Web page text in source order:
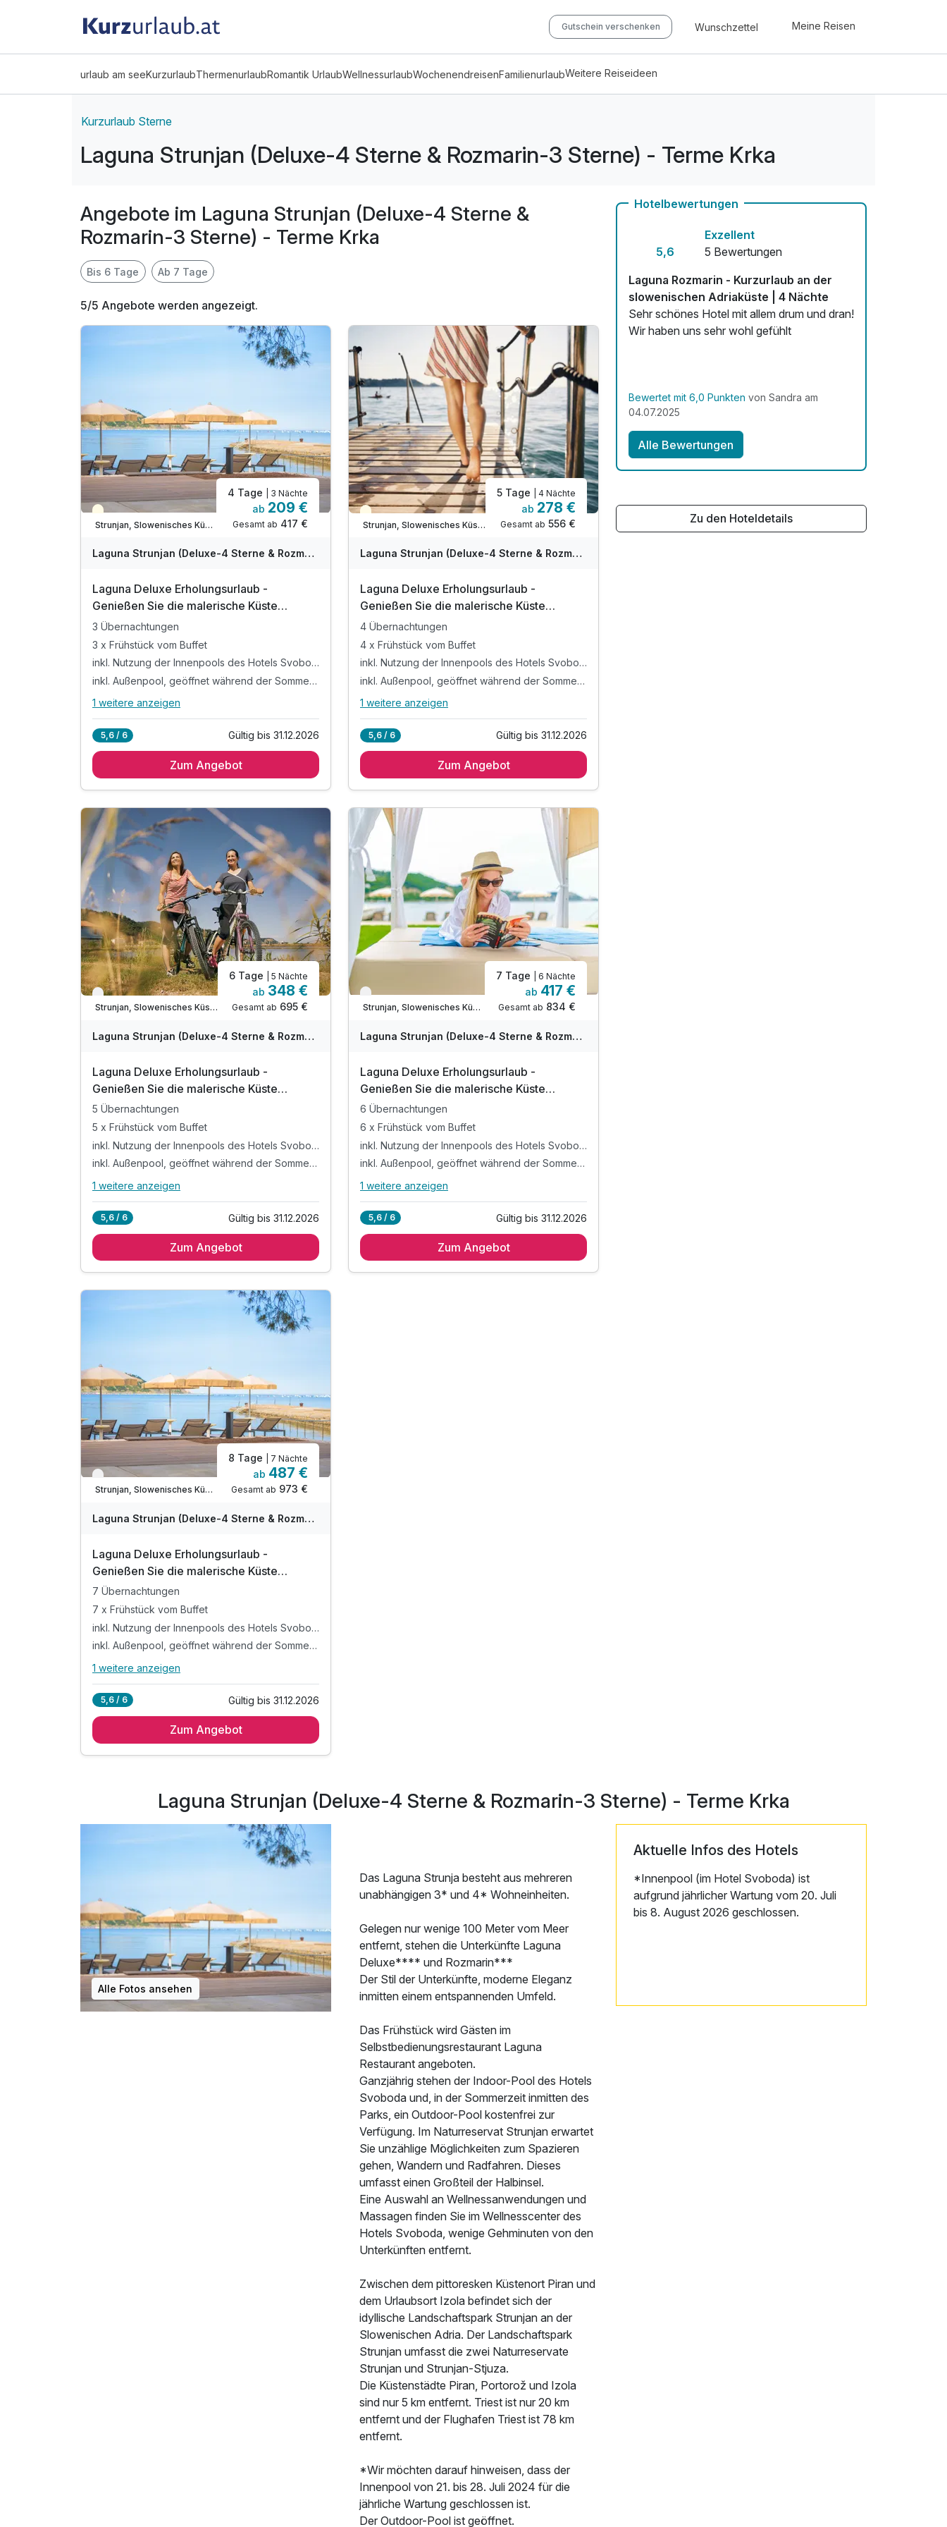
Gutschein verschenken Wunschzettel Meine Reisen
urlaub am seeKurzurlaubThermenurlaubRomantik UrlaubWellnessurlaubWochenendreisenFamilienurlaubWeitere Reiseideen
Kurzurlaub Sterne
Laguna Strunjan (Deluxe-4 Sterne & Rozmarin-3 Sterne) - Terme Krka
Angebote im Laguna Strunjan (Deluxe-4 Sterne &
Rozmarin-3 Sterne) - Terme Krka
Bis 6 Tage Ab 7 Tage
5/5 Angebote werden angezeigt.
Teilweise ausgelastet
Strunjan, Slowenisches Küstenland (Obalno-kraska)
4 Tage | 3 Nächte
ab 209 €
Gesamt ab 417 €
Laguna Strunjan (Deluxe-4 Sterne & Rozmarin-3 Sterne) - Terme Krka
Laguna Deluxe Erholungsurlaub -
Genießen Sie die malerische Küste
Sloweniens | 3 Nächte
3 Übernachtungen
3 x Frühstück vom Buffet
inkl. Nutzung der Innenpools des Hotels Svoboda*
inkl. Außenpool, geöffnet während der Sommermonate
Alle Inklusivleistungen
3 x Frühstück vom Buffet
inkl. Außenpool, geöffnet während der
Sommermonate
inkl. W-Lan Nutzung & Parkplatz
1 weitere anzeigen
5,6 / 6 Gültig bis 31.12.2026
Zum Angebot
Teilweise ausgelastet
Strunjan, Slowenisches Küstenland (Obalno-kraska)
5 Tage | 4 Nächte
ab 278 €
Gesamt ab 556 €
Laguna Strunjan (Deluxe-4 Sterne & Rozmarin-3 Sterne) - Terme Krka
Laguna Deluxe Erholungsurlaub -
Genießen Sie die malerische Küste
Sloweniens | 4 Nächte
4 Übernachtungen
4 x Frühstück vom Buffet
inkl. Nutzung der Innenpools des Hotels Svoboda*
inkl. Außenpool, geöffnet während der Sommermonate
Alle Inklusivleistungen
4 x Frühstück vom Buffet
inkl. Außenpool, geöffnet während der
Sommermonate
inkl. W-Lan Nutzung & Parkplatz
1 weitere anzeigen
5,6 / 6 Gültig bis 31.12.2026
Zum Angebot
Verfügbar bis Dezember
Strunjan, Slowenisches Küstenland (Obalno-kraska)
6 Tage | 5 Nächte
ab 348 €
Gesamt ab 695 €
Laguna Strunjan (Deluxe-4 Sterne & Rozmarin-3 Sterne) - Terme Krka
Laguna Deluxe Erholungsurlaub -
Genießen Sie die malerische Küste
Sloweniens | 5 Nächte
5 Übernachtungen
5 x Frühstück vom Buffet
inkl. Nutzung der Innenpools des Hotels Svoboda*
inkl. Außenpool, geöffnet während der Sommermonate
Alle Inklusivleistungen
5 x Frühstück vom Buffet
inkl. Außenpool, geöffnet während der
1 weitere anzeigen
5,6 / 6 Gültig bis 31.12.2026
Zum Angebot
Verfügbar bis Dezember
Strunjan, Slowenisches Küstenland (Obalno-kraska)
7 Tage | 6 Nächte
ab 417 €
Gesamt ab 834 €
Laguna Strunjan (Deluxe-4 Sterne & Rozmarin-3 Sterne) - Terme Krka
Laguna Deluxe Erholungsurlaub -
Genießen Sie die malerische Küste
Sloweniens | 6 Nächte
6 Übernachtungen
6 x Frühstück vom Buffet
inkl. Nutzung der Innenpools des Hotels Svoboda*
inkl. Außenpool, geöffnet während der Sommermonate
Alle Inklusivleistungen
6 x Frühstück vom Buffet
1 weitere anzeigen
5,6 / 6 Gültig bis 31.12.2026
Zum Angebot
Verfügbar bis Dezember
Strunjan, Slowenisches Küstenland (Obalno-kraska)
8 Tage | 7 Nächte
ab 487 €
Gesamt ab 973 €
Laguna Strunjan (Deluxe-4 Sterne & Rozmarin-3 Sterne) - Terme Krka
Laguna Deluxe Erholungsurlaub -
Genießen Sie die malerische Küste
Sloweniens | 7 Nächte
7 Übernachtungen
7 x Frühstück vom Buffet
inkl. Nutzung der Innenpools des Hotels Svoboda*
inkl. Außenpool, geöffnet während der Sommermonate
Alle Inklusivleistungen
7 x Frühstück vom Buffet
Sommermonate
inkl. W-Lan Nutzung & Parkplatz
1 weitere anzeigen
5,6 / 6 Gültig bis 31.12.2026
Zum Angebot
Hotelbewertungen
5,6
Exzellent
5 Bewertungen
Laguna Rozmarin - Kurzurlaub an der
slowenischen Adriaküste | 4 Nächte
Sehr schönes Hotel mit allem drum und dran!
Wir haben uns sehr wohl gefühlt
Bewertet mit 6,0 Punkten von Sandra am
04.07.2025
Alle Bewertungen
Zu den Hoteldetails
Laguna Strunjan (Deluxe-4 Sterne & Rozmarin-3 Sterne) - Terme Krka
Alle Fotos ansehen
Das Laguna Strunja besteht aus mehreren
unabhängigen 3* und 4* Wohneinheiten.
Gelegen nur wenige 100 Meter vom Meer
entfernt, stehen die Unterkünfte Laguna
Deluxe**** und Rozmarin***
Der Stil der Unterkünfte, moderne Eleganz
inmitten einem entspannenden Umfeld.
Das Frühstück wird Gästen im
Selbstbedienungsrestaurant Laguna
Restaurant angeboten.
Ganzjährig stehen der Indoor-Pool des Hotels
Svoboda und, in der Sommerzeit inmitten des
Parks, ein Outdoor-Pool kostenfrei zur
Verfügung. Im Naturreservat Strunjan erwartet
Sie unzählige Möglichkeiten zum Spazieren
gehen, Wandern und Radfahren. Dieses
umfasst einen Großteil der Halbinsel.
Eine Auswahl an Wellnessanwendungen und
Massagen finden Sie im Wellnesscenter des
Hotels Svoboda, wenige Gehminuten von den
Unterkünften entfernt.
Zwischen dem pittoresken Küstenort Piran und
dem Urlaubsort Izola befindet sich der
idyllische Landschaftspark Strunjan an der
Slowenischen Adria. Der Landschaftspark
Strunjan umfasst die zwei Naturreservate
Strunjan und Strunjan-Stjuza.
Die Küstenstädte Piran, Portorož und Izola
sind nur 5 km entfernt. Triest ist nur 20 km
entfernt und der Flughafen Triest ist 78 km
entfernt.
*Wir möchten darauf hinweisen, dass der
Innenpool von 21. bis 28. Juli 2024 für die
jährliche Wartung geschlossen ist.
Der Outdoor-Pool ist geöffnet.
Aktuelle Infos des Hotels
*Innenpool (im Hotel Svoboda) ist
aufgrund jährlicher Wartung vom 20. Juli
bis 8. August 2026 geschlossen.